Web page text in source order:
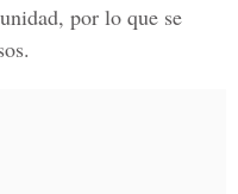
por lo que se